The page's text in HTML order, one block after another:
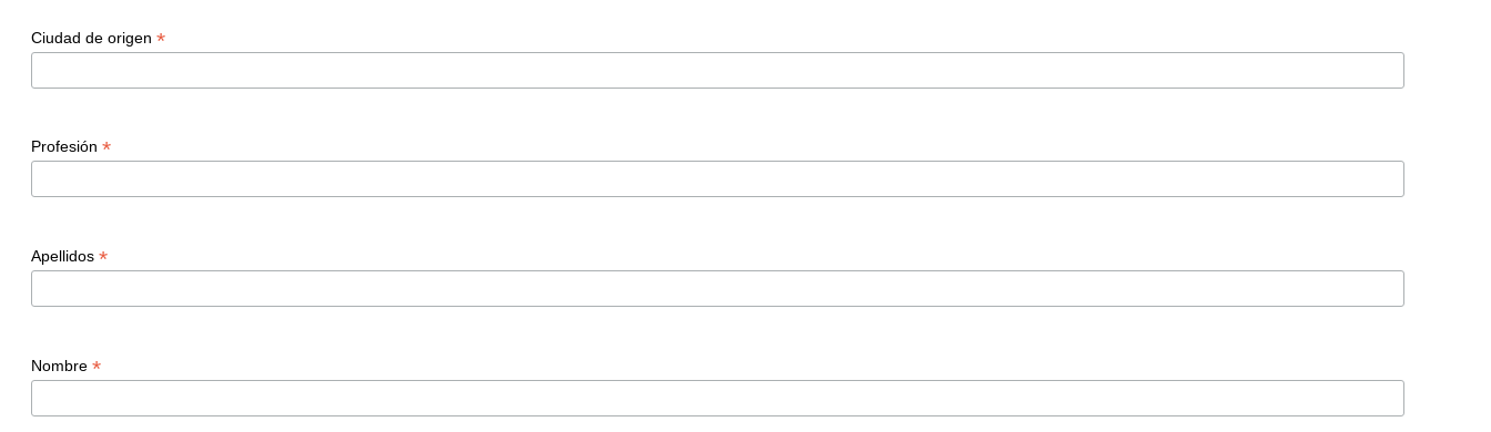
Ciudad de origen *
Profesión *
Apellidos *
Nombre *